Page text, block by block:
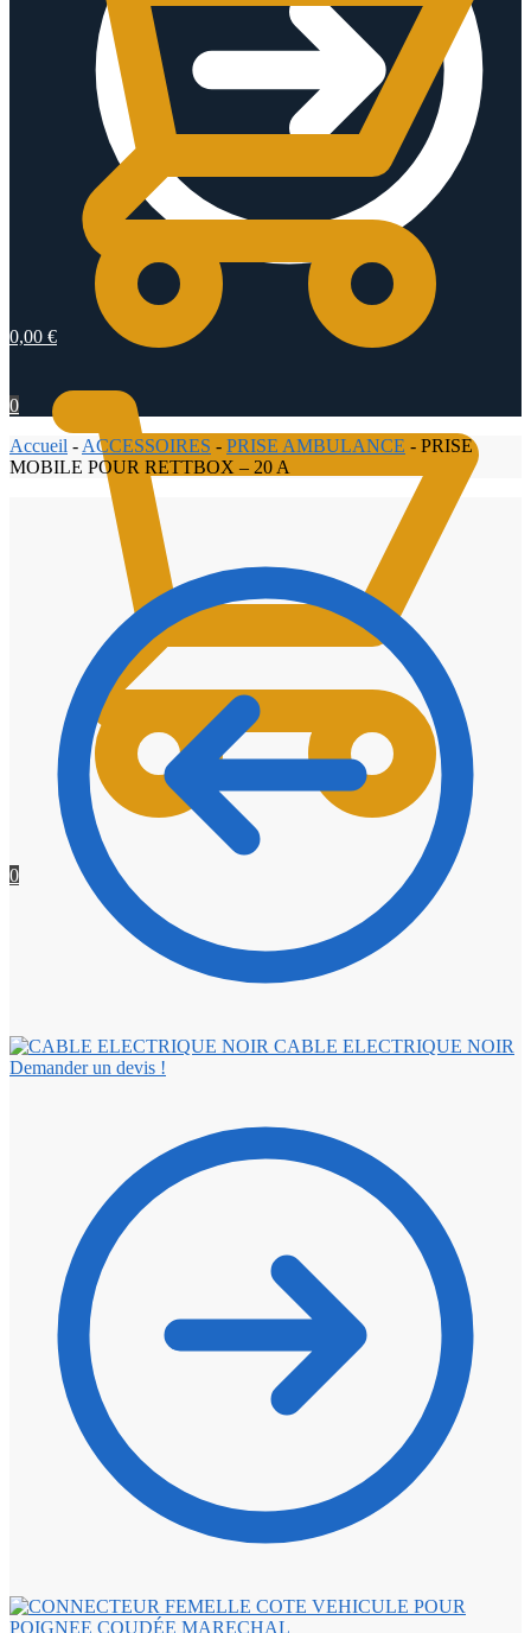
0,00 €
0
0
Accueil - ACCESSOIRES - PRISE AMBULANCE - PRISE
MOBILE POUR RETTBOX – 20 A
CABLE ELECTRIQUE NOIR
Demander un devis !